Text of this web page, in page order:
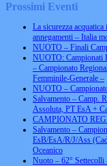
Prossimi Eventi
La sicurezza
annegamenti – Italia
NUOTO – Finali
NUOTO: Campionati
– Campionato
Femminile-Generale –
NUOTO –
Salvamento – Camp.
Assoluta, PT EsA +
CAMPIONATO
Salvamento –
EsB/EsA/R/J/Ass
Oceanico
Nuoto – 62° Settecolli